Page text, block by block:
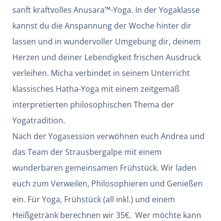
sanft kraftvolles Anusara™-Yoga. In der Yogaklasse
kannst du die Anspannung der Woche hinter dir
lassen und in wundervoller Umgebung dir, deinem
Herzen und deiner Lebendigkeit frischen Ausdruck
verleihen. Micha verbindet in seinem Unterricht
klassisches Hatha-Yoga mit einem zeitgemäß
interpretierten philosophischen Thema der
Yogatradition.
Nach der Yogasession verwöhnen euch Andrea und
das Team der Strausbergalpe mit einem
wunderbaren gemeinsamen Frühstück. Wir laden
euch zum Verweilen, Philosophieren und Genießen
ein. Für Yoga, Frühstück (all inkl.) und einem
Heißgetränk berechnen wir 35€. Wer möchte kann